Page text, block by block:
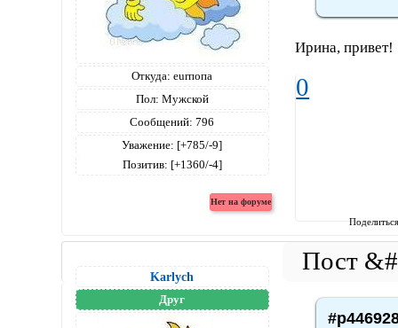
Откуда: eurпопа
Пол: Мужской
Сообщений: 796
Уважение: [+785/-9]
Позитив: [+1360/-4]
Ирина,
0
Karlych
Друг